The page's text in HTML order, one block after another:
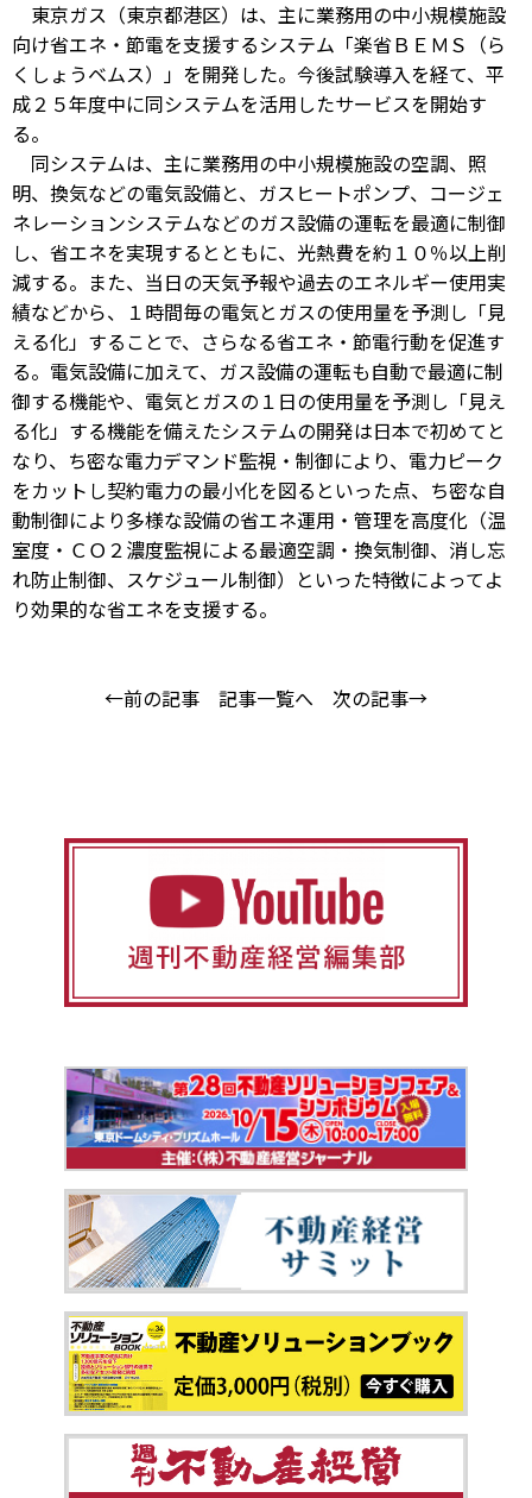
東京ガス（東京都港区）は、主に業務用の中小規模施設
向け省エネ・節電を支援するシステム「楽省ＢＥＭＳ（ら
くしょうベムス）」を開発した。今後試験導入を経て、平
成２５年度中に同システムを活用したサービスを開始す
る。
同システムは、主に業務用の中小規模施設の空調、照
明、換気などの電気設備と、ガスヒートポンプ、コージェ
ネレーションシステムなどのガス設備の運転を最適に制御
し、省エネを実現するとともに、光熱費を約１０％以上削
減する。また、当日の天気予報や過去のエネルギー使用実
績などから、１時間毎の電気とガスの使用量を予測し「見
える化」することで、さらなる省エネ・節電行動を促進す
る。電気設備に加えて、ガス設備の運転も自動で最適に制
御する機能や、電気とガスの１日の使用量を予測し「見え
る化」する機能を備えたシステムの開発は日本で初めてと
なり、ち密な電力デマンド監視・制御により、電力ピーク
をカットし契約電力の最小化を図るといった点、ち密な自
動制御により多様な設備の省エネ運用・管理を高度化（温
室度・ＣＯ２濃度監視による最適空調・換気制御、消し忘
れ防止制御、スケジュール制御）といった特徴によってよ
り効果的な省エネを支援する。
←前の記事 記事一覧へ 次の記事→